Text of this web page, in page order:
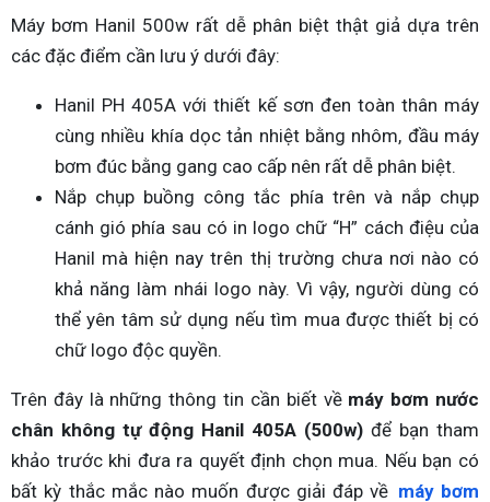
Máy bơm Hanil 500w rất dễ phân biệt thật giả dựa trên
các đặc điểm cần lưu ý dưới đây:
Hanil PH 405A với thiết kế sơn đen toàn thân máy
cùng nhiều khía dọc tản nhiệt bằng nhôm, đầu máy
bơm đúc bằng gang cao cấp nên rất dễ phân biệt.
Nắp chụp buồng công tắc phía trên và nắp chụp
cánh gió phía sau có in logo chữ “H” cách điệu của
Hanil mà hiện nay trên thị trường chưa nơi nào có
khả năng làm nhái logo này. Vì vậy, người dùng có
thể yên tâm sử dụng nếu tìm mua được thiết bị có
chữ logo độc quyền.
Trên đây là những thông tin cần biết về máy bơm nước
chân không tự động Hanil 405A (500w) để bạn tham
khảo trước khi đưa ra quyết định chọn mua. Nếu bạn có
bất kỳ thắc mắc nào muốn được giải đáp về máy bơm